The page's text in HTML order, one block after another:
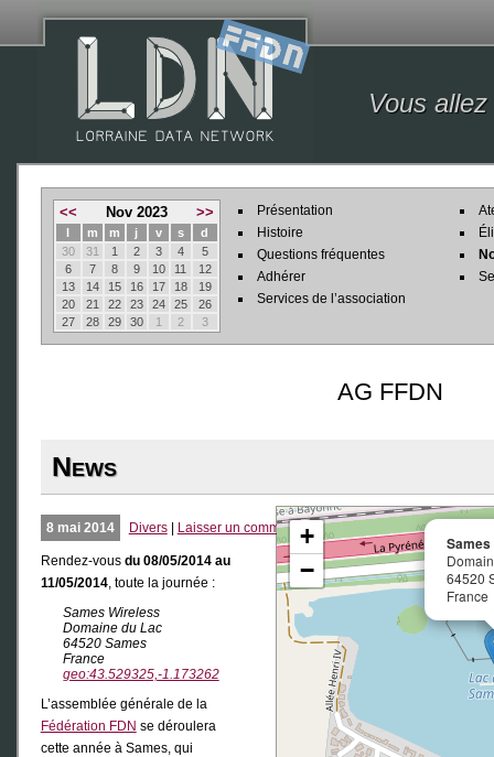
Vous
<< Nov 2023 >>
l m m j v s
d
30
31 1 2 3 4
5
6
7 8 9 10 11
12
13
14 15 16 17 18
19
20
21 22 23 24 25
26
27
28 29 30 1 2 3
Présentation
Histoire
Questions fréquentes
Adhérer
Services de l’association
AG FFDN
News
8 mai 2014 Divers| Laisser un commentaire
Rendez-vous du 08/05/2014 au
11/05/2014, toute la journée :
Sames Wireless
Domaine du Lac
64520 Sames
France
geo:43.529325,-1.173262
L’assemblée générale de la
Fédération FDN se déroulera
cette année à Sames, qui
64520
France
+
−